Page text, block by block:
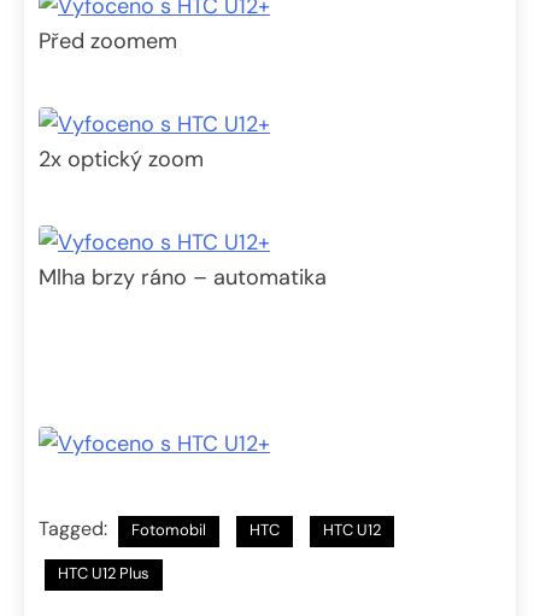
Před zoomem
2x optický zoom
Mlha brzy ráno – automatika
Tagged: Fotomobil HTC HTC U12
HTC U12 Plus